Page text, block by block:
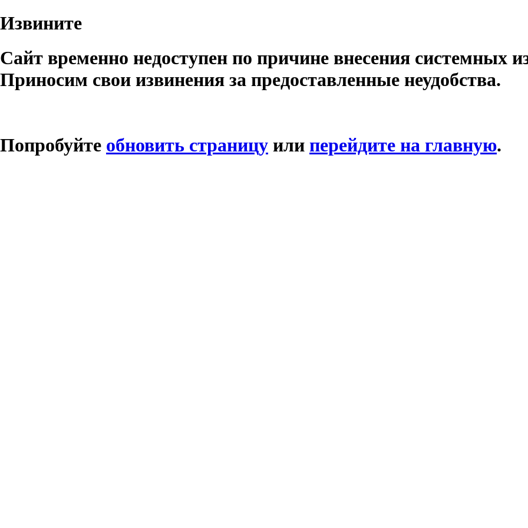
Извините
Сайт временно недоступен по причине внесения системных
Приносим свои извинения за предоставленные неудобства.
Попробуйте обновить страницу или перейдите на главную.